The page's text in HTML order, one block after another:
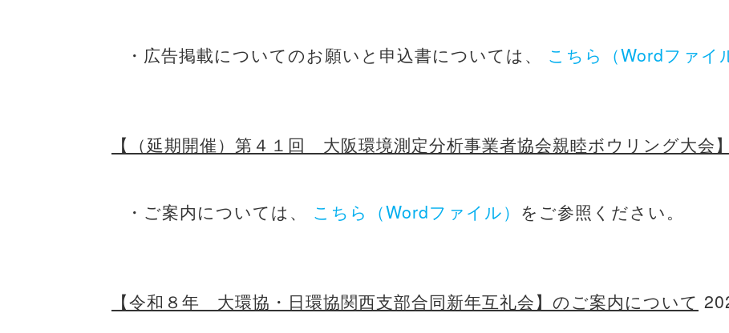
・広告掲載についてのお願いと申込書については、 こちら（Wordファイ
【（延期開催）第４１回 大阪環境測定分析事業者協会親睦ボウリング大会
・ご案内については、 こちら（Wordファイル） をご参照ください。
【令和８年 大環協・日環協関西支部合同新年互礼会】のご案内について